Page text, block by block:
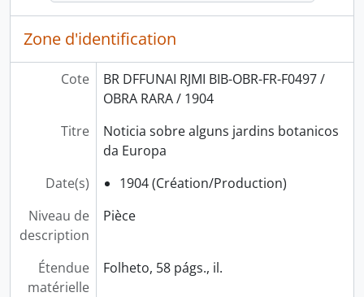
Zone d'identification
Cote
BR DFFUNAI RJMI BIB-OBR-FR-F0497 /
OBRA RARA / 1904
Titre
Noticia sobre alguns jardins botanicos
da Europa
Date(s)
1904 (Création/Production)
Niveau de
description
Pièce
Étendue
matérielle
Folheto, 58 págs., il.